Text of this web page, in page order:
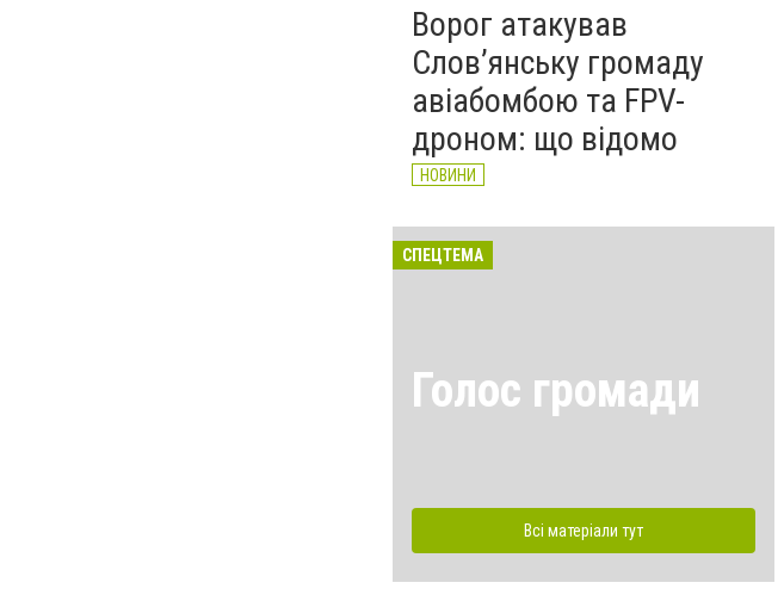
Ворог атакував
Слов’янську громаду
авіабомбою та FPV-
дроном: що відомо
НОВИНИ
СПЕЦТЕМА
Голос громади
Всі матеріали тут